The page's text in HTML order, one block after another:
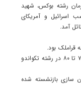
رشته بوکس، شهید
اسرائیل و آمریکای
آمد.
وی دارای کمربند مشکی دان یک بوده و از سال ۷۰ تا ۸۰ در رشته تکواندو
سازی بازنشسته شده